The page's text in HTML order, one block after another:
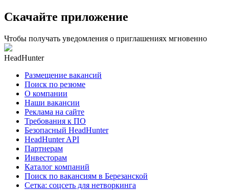
Скачайте приложение
Чтобы получать уведомления о приглашениях мгновенно
HeadHunter
Размещение вакансий
Поиск по резюме
О компании
Наши вакансии
Реклама на сайте
Требования к ПО
Безопасный HeadHunter
HeadHunter API
Партнерам
Инвесторам
Каталог компаний
Поиск по вакансиям в Березанской
Сетка: соцсеть для нетворкинга